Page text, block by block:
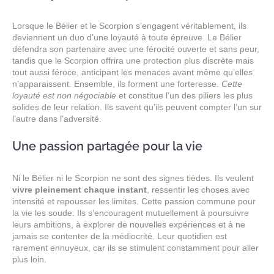
Lorsque le Bélier et le Scorpion s’engagent véritablement, ils
deviennent un duo d’une loyauté à toute épreuve. Le Bélier
défendra son partenaire avec une férocité ouverte et sans peur,
tandis que le Scorpion offrira une protection plus discrète mais
tout aussi féroce, anticipant les menaces avant même qu’elles
n’apparaissent. Ensemble, ils forment une forteresse. Cette
loyauté est non négociable et constitue l’un des piliers les plus
solides de leur relation. Ils savent qu’ils peuvent compter l’un sur
l’autre dans l’adversité.
Une passion partagée pour la vie
Ni le Bélier ni le Scorpion ne sont des signes tièdes. Ils veulent
vivre pleinement chaque instant, ressentir les choses avec
intensité et repousser les limites. Cette passion commune pour
la vie les soude. Ils s’encouragent mutuellement à poursuivre
leurs ambitions, à explorer de nouvelles expériences et à ne
jamais se contenter de la médiocrité. Leur quotidien est
rarement ennuyeux, car ils se stimulent constamment pour aller
plus loin.